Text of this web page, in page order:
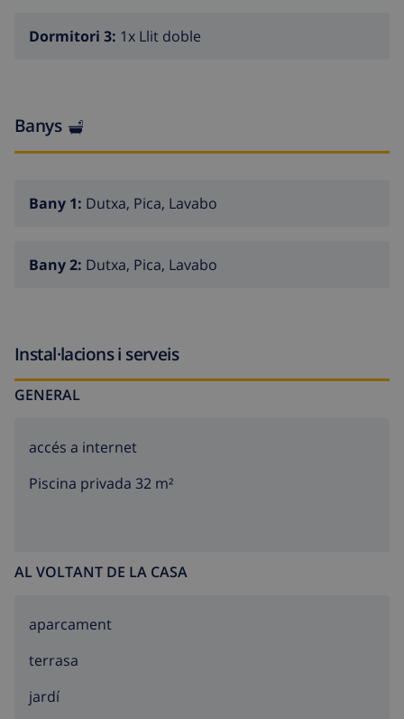
Dormitori 3: 1x Llit doble
Banys
Bany 1: Dutxa, Pica, Lavabo
Bany 2: Dutxa, Pica, Lavabo
Instal·lacions i serveis
GENERAL
accés a internet
Piscina privada 32 m²
AL VOLTANT DE LA CASA
aparcament
terrasa
jardí